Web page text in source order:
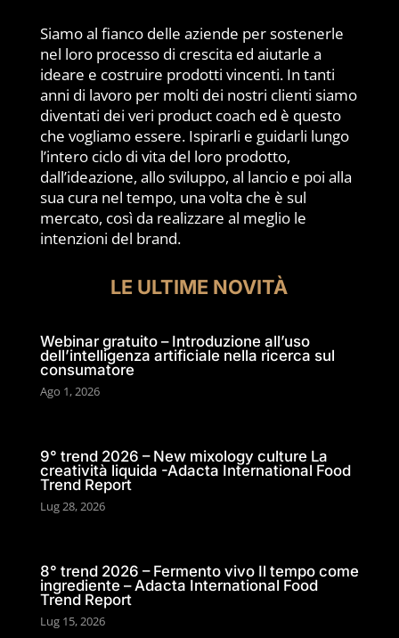
Siamo al fianco delle aziende per sostenerle
nel loro processo di crescita ed aiutarle a
ideare e costruire prodotti vincenti. In tanti
anni di lavoro per molti dei nostri clienti siamo
diventati dei veri product coach ed è questo
che vogliamo essere. Ispirarli e guidarli lungo
l’intero ciclo di vita del loro prodotto,
dall’ideazione, allo sviluppo, al lancio e poi alla
sua cura nel tempo, una volta che è sul
mercato, così da realizzare al meglio le
intenzioni del brand.
LE ULTIME NOVITÀ
Webinar gratuito – Introduzione all’uso
dell’intelligenza artificiale nella ricerca sul
consumatore
Ago 1, 2026
9° trend 2026 – New mixology culture La
creatività liquida -Adacta International Food
Trend Report
Lug 28, 2026
8° trend 2026 – Fermento vivo Il tempo come
ingrediente – Adacta International Food
Trend Report
Lug 15, 2026